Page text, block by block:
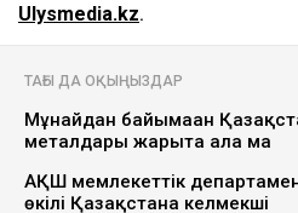
Ulysmedia.kz.
ТАҒЫ ДА ОҚЫҢЫЗДАР
Мұнайдан байымаған
металдары жарыта ала ма
АҚШ мемлекеттік
өкілі Қазақстанға келмекші